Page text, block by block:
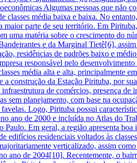
Algumas pessoas que não
classes média baixa e baixa. No
maior parte de seu território. Em
uma matéria sobre o crescimento do
e da Marginal Tietê[6],
residências de padrões baixo e
responsável pelo
média alta e alta, principalmente
construção da Estação Pirituba, por
de comércios, presença
sem planejamento, com base na
Logo, Pirituba possui
ano de 2000 e incluída no Atlas do
Paulo. Em geral, a região apresenta
edifícios residenciais voltados às
verticalizado, assim
ano de 2004[10]. Recentemente, o